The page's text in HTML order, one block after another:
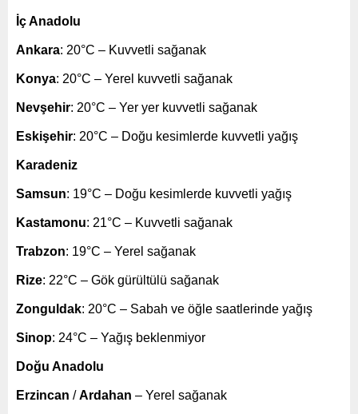
İç Anadolu
Ankara: 20°C – Kuvvetli sağanak
Konya: 20°C – Yerel kuvvetli sağanak
Nevşehir: 20°C – Yer yer kuvvetli sağanak
Eskişehir: 20°C – Doğu kesimlerde kuvvetli yağış
Karadeniz
Samsun: 19°C – Doğu kesimlerde kuvvetli yağış
Kastamonu: 21°C – Kuvvetli sağanak
Trabzon: 19°C – Yerel sağanak
Rize: 22°C – Gök gürültülü sağanak
Zonguldak: 20°C – Sabah ve öğle saatlerinde yağış
Sinop: 24°C – Yağış beklenmiyor
Doğu Anadolu
Erzincan /Ardahan – Yerel sağanak